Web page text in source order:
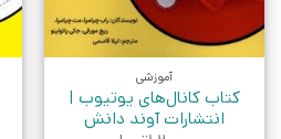
آموزشی
کتاب کانال‌های یوتیوب |
انتشارات آوند دانش